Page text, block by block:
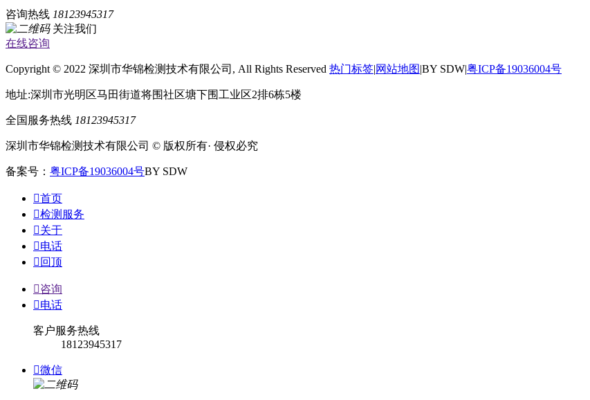
咨询热线 18123945317
关注我们
在线咨询
Copyright © 2022 深圳市华锦检测技术有限公司, All Rights Reserved 热门标签|网站地图|BY SDW|粤ICP备19036004号
地址:深圳市光明区马田街道将围社区塘下围工业区2排6栋5楼
全国服务热线 18123945317
深圳市华锦检测技术有限公司 © 版权所有· 侵权必究
备案号： 粤ICP备19036004号BY SDW
首页
检测服务
关于
电话
 回顶
咨询
电话
客户服务热线
18123945317
微信